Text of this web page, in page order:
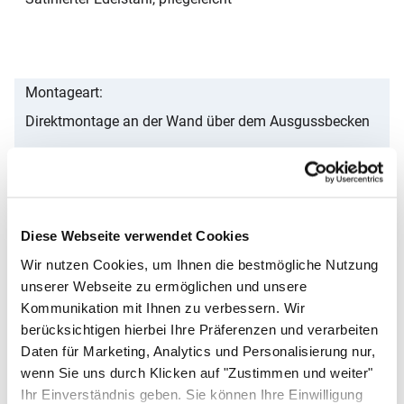
Diese Webseite verwendet Cookies
Wir nutzen Cookies, um Ihnen die bestmögliche Nutzung
unserer Webseite zu ermöglichen und unsere
Kommunikation mit Ihnen zu verbessern. Wir
berücksichtigen hierbei Ihre Präferenzen und verarbeiten
Daten für Marketing, Analytics und Personalisierung nur,
wenn Sie uns durch Klicken auf "Zustimmen und weiter"
Ihr Einverständnis geben. Sie können Ihre Einwilligung
Montageart
Direktmontage an der Wand über dem Ausgussbecken
Zum Aufstecken; wandseitig verschraub- oder klebbar
Kompatibilität
Ausgussbecken der Serie SOLIDUM